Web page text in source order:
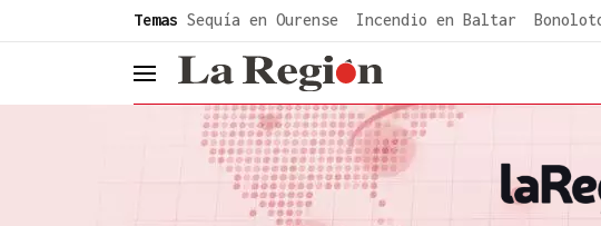
Temas Sequía en Ourense Incendio en Baltar
header.menu.open